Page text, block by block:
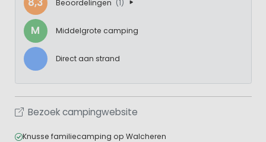
Beoordelingen (1)
M Middelgrote camping
Direct aan strand
Bezoek campingwebsite
Knusse familiecamping op Walcheren